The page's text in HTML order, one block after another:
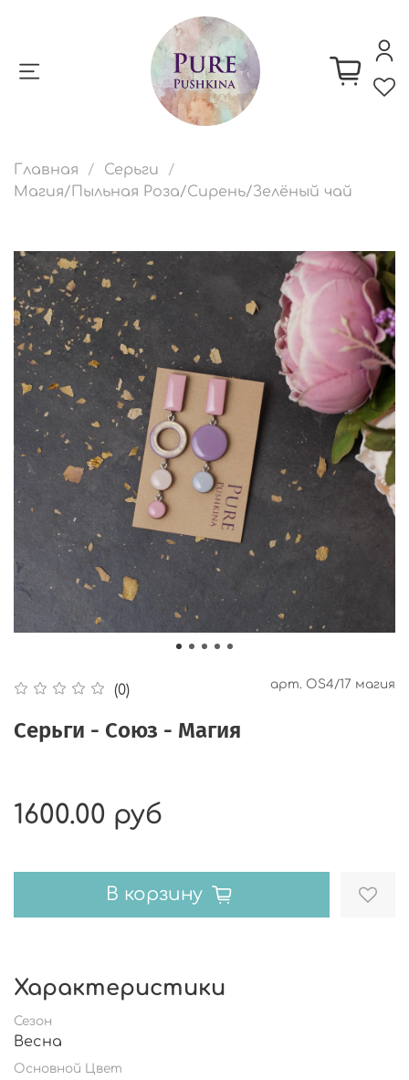
Главная
Серьги
Магия/Пыльная Роза/Сирень/Зелёный чай
(0) арт. OS4/17 магия
Серьги - Союз - Магия
1600.00 руб
В корзину
Характеристики
Сезон
Весна
Основной Цвет